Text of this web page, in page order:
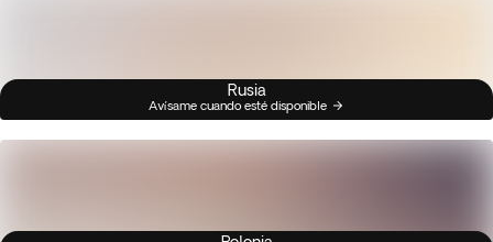
Rusia
Avísame cuando esté disponible